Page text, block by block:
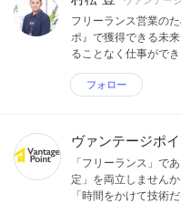
フリーランス営業の
ポ』で獲得できる未
ることなく仕事がで
フォロー
ヴァンテージポ
「フリーランス」で
定」を両立しません
「時間をかけて技術